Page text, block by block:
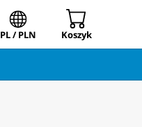
PL / PLN Koszyk